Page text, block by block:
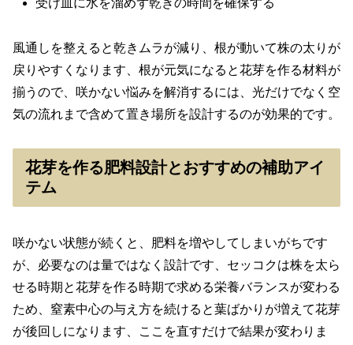
受け皿に水を溜めず乾きの時間を確保する
風通しを整えると乾きムラが減り、根が動いて株の太りが
戻りやすくなります、根が元気になると花芽を作る材料が
揃うので、咲かない悩みを解消するには、光だけでなく空
気の流れまで含めて置き場所を設計するのが効果的です。
花芽を作る肥料設計とおすすめの補助アイ
テム
咲かない状態が続くと、肥料を増やしてしまいがちです
が、必要なのは量ではなく設計です、セッコクは株を太ら
せる時期と花芽を作る時期で求める栄養バランスが変わる
ため、窒素中心の与え方を続けると葉ばかりが増えて花芽
が後回しになります、ここを直すだけで結果が変わりま